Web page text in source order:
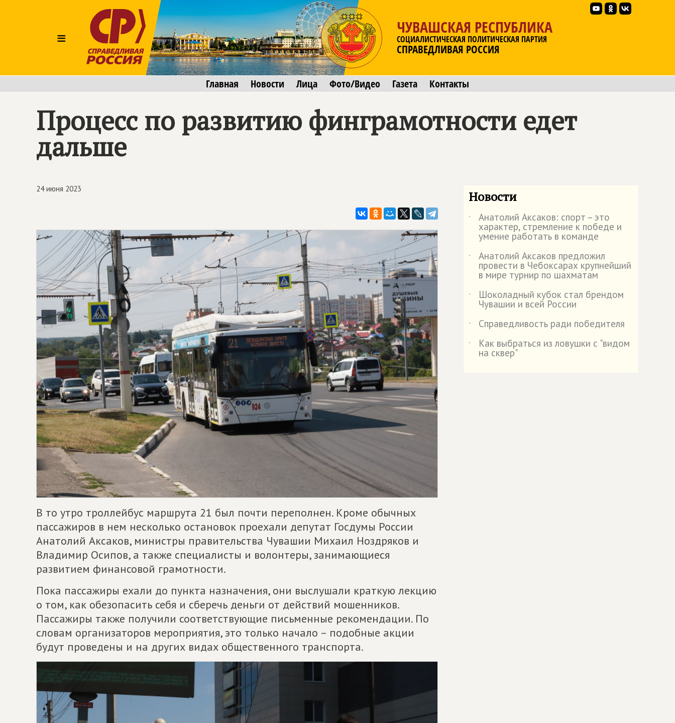
≡
ЧУВАШСКАЯ РЕСПУБЛИКА
СОЦИАЛИСТИЧЕСКАЯ ПОЛИТИЧЕСКАЯ ПАРТИЯ
СПРАВЕДЛИВАЯ РОССИЯ
Главная Новости Лица Фото/Видео Газета Контакты
Процесс по развитию финграмотности едет
дальше
24 июня 2023
В то утро троллейбус маршрута 21 был почти переполнен. Кроме обычных
пассажиров в нем несколько остановок проехали депутат Госдумы России
Анатолий Аксаков, министры правительства Чувашии Михаил Ноздряков и
Владимир Осипов, а также специалисты и волонтеры, занимающиеся
развитием финансовой грамотности.
Пока пассажиры ехали до пункта назначения, они выслушали краткую лекцию
о том, как обезопасить себя и сберечь деньги от действий мошенников.
Пассажиры также получили соответствующие письменные рекомендации. По
словам организаторов мероприятия, это только начало – подобные акции
будут проведены и на других видах общественного транспорта.
Новости
˙ Анатолий Аксаков: спорт – это
характер, стремление к победе и
умение работать в команде
˙
Анатолий Аксаков предложил
провести в Чебоксарах крупнейший
в мире турнир по шахматам
˙
Шоколадный кубок стал брендом
Чувашии и всей России
˙
Справедливость ради победителя
˙
Как выбраться из ловушки с "видом
на сквер"